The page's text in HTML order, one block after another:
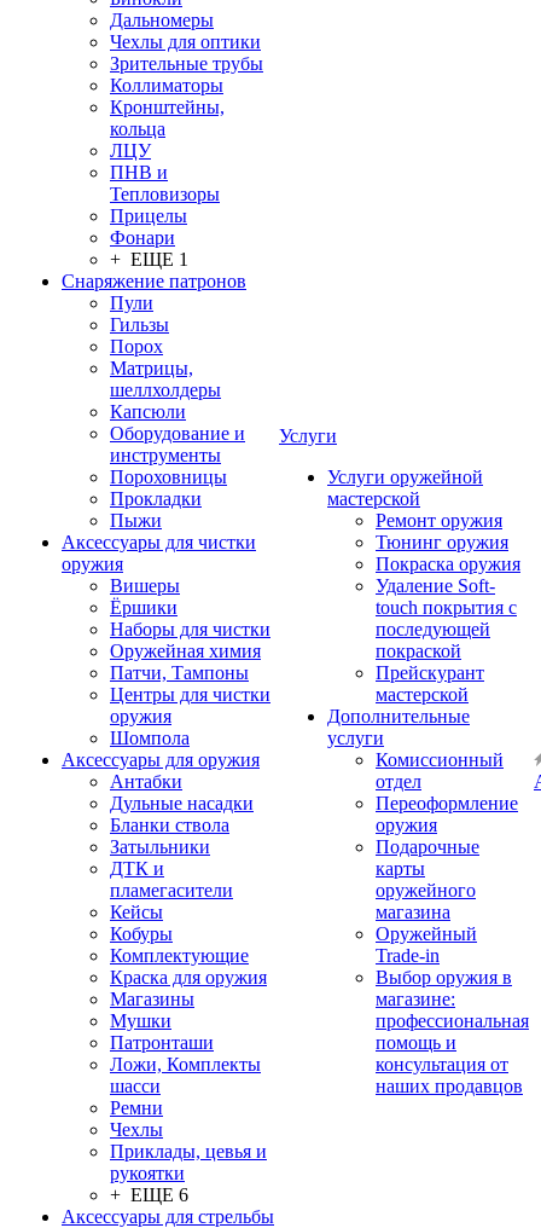
Дальномеры
Чехлы для оптики
Зрительные трубы
Коллиматоры
Кронштейны,
кольца
ЛЦУ
ПНВ и
Тепловизоры
Прицелы
Фонари
+ ЕЩЕ 1
Снаряжение патронов
Пули
Гильзы
Порох
Матрицы,
шеллхолдеры
Капсюли
Оборудование и
инструменты
Пороховницы
Прокладки
Пыжи
Аксессуары для чистки
оружия
Вишеры
Ёршики
Наборы для чистки
Оружейная химия
Патчи, Тампоны
Центры для чистки
оружия
Шомпола
Аксессуары для оружия
Антабки
Дульные насадки
Бланки ствола
Затыльники
ДТК и
пламегасители
Кейсы
Кобуры
Комплектующие
Краска для оружия
Магазины
Мушки
Патронташи
Ложи, Комплекты
шасси
Ремни
Чехлы
Приклады, цевья и
рукоятки
+ ЕЩЕ 6
Аксессуары для стрельбы
Услуги
Услуги оружейной
мастерской
Ремонт оружия
Тюнинг оружия
Покраска оружия
Удаление Soft-
touch покрытия с
последующей
покраской
Прейскурант
мастерской
Дополнительные
услуги
Комиссионный
отдел
Переоформление
оружия
Подарочные
карты
оружейного
магазина
Оружейный
Trade-in
Выбор оружия в
магазине:
профессиональная
помощь и
консультация от
наших продавцов